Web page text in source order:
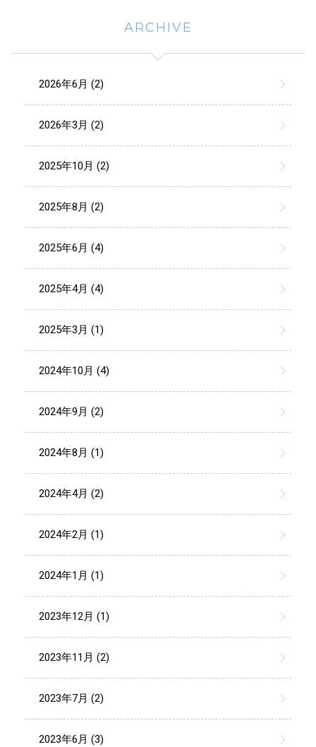
ARCHIVE
2026年6月 (2)
2026年3月 (2)
2025年10月 (2)
2025年8月 (2)
2025年6月 (4)
2025年4月 (4)
2025年3月 (1)
2024年10月 (4)
2024年9月 (2)
2024年8月 (1)
2024年4月 (2)
2024年2月 (1)
2024年1月 (1)
2023年12月 (1)
2023年11月 (2)
2023年7月 (2)
2023年6月 (3)